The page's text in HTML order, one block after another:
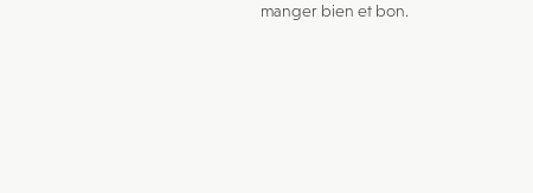
manger bien et bon.